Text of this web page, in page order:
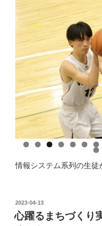
情報システム系列の生徒
投
稿
日:
2023-04-13
心躍るまちづくり